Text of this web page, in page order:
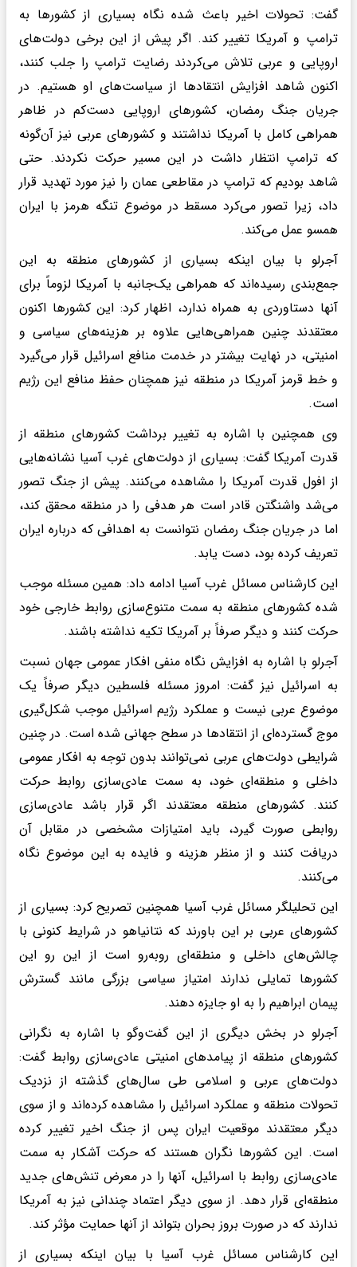
گفت: تحولات اخیر باعث شده نگاه بسیاری از کشورها به
ترامپ و آمریکا تغییر کند. اگر پیش از این برخی دولت‌های
اروپایی و عربی تلاش می‌کردند رضایت ترامپ را جلب کنند،
اکنون شاهد افزایش انتقادها از سیاست‌های او هستیم. در
جریان جنگ رمضان، کشورهای اروپایی دست‌کم در ظاهر
همراهی کامل با آمریکا نداشتند و کشورهای عربی نیز آن‌گونه
که ترامپ انتظار داشت در این مسیر حرکت نکردند. حتی
شاهد بودیم که ترامپ در مقاطعی عمان را نیز مورد تهدید قرار
داد، زیرا تصور می‌کرد مسقط در موضوع تنگه هرمز با ایران
همسو عمل می‌کند.
آجرلو با بیان اینکه بسیاری از کشورهای منطقه به این
جمع‌بندی رسیده‌اند که همراهی یک‌جانبه با آمریکا لزوماً برای
آنها دستاوردی به همراه ندارد، اظهار کرد: این کشورها اکنون
معتقدند چنین همراهی‌هایی علاوه بر هزینه‌های سیاسی و
امنیتی، در نهایت بیشتر در خدمت منافع اسرائیل قرار می‌گیرد
و خط قرمز آمریکا در منطقه نیز همچنان حفظ منافع این رژیم
است.
وی همچنین با اشاره به تغییر برداشت کشورهای منطقه از
قدرت آمریکا گفت: بسیاری از دولت‌های غرب آسیا نشانه‌هایی
از افول قدرت آمریکا را مشاهده می‌کنند. پیش از جنگ تصور
می‌شد واشنگتن قادر است هر هدفی را در منطقه محقق کند،
اما در جریان جنگ رمضان نتوانست به اهدافی که درباره ایران
تعریف کرده بود، دست یابد.
این کارشناس مسائل غرب آسیا ادامه داد: همین مسئله موجب
شده کشورهای منطقه به سمت متنوع‌سازی روابط خارجی خود
حرکت کنند و دیگر صرفاً بر آمریکا تکیه نداشته باشند.
آجرلو با اشاره به افزایش نگاه منفی افکار عمومی جهان نسبت
به اسرائیل نیز گفت: امروز مسئله فلسطین دیگر صرفاً یک
موضوع عربی نیست و عملکرد رژیم اسرائیل موجب شکل‌گیری
موج گسترده‌ای از انتقادها در سطح جهانی شده است. در چنین
شرایطی دولت‌های عربی نمی‌توانند بدون توجه به افکار عمومی
داخلی و منطقه‌ای خود، به سمت عادی‌سازی روابط حرکت
کنند. کشورهای منطقه معتقدند اگر قرار باشد عادی‌سازی
روابطی صورت گیرد، باید امتیازات مشخصی در مقابل آن
دریافت کنند و از منظر هزینه و فایده به این موضوع نگاه
می‌کنند.
این تحلیلگر مسائل غرب آسیا همچنین تصریح کرد: بسیاری از
کشورهای عربی بر این باورند که نتانیاهو در شرایط کنونی با
چالش‌های داخلی و منطقه‌ای روبه‌رو است از این رو این
کشورها تمایلی ندارند امتیاز سیاسی بزرگی مانند گسترش
پیمان ابراهیم را به او جایزه دهند.
آجرلو در بخش دیگری از این گفت‌وگو با اشاره به نگرانی
کشورهای منطقه از پیامدهای امنیتی عادی‌سازی روابط گفت:
دولت‌های عربی و اسلامی طی سال‌های گذشته از نزدیک
تحولات منطقه و عملکرد اسرائیل را مشاهده کرده‌اند و از سوی
دیگر معتقدند موقعیت ایران پس از جنگ اخیر تغییر کرده
است. این کشورها نگران هستند که حرکت آشکار به سمت
عادی‌سازی روابط با اسرائیل، آنها را در معرض تنش‌های جدید
منطقه‌ای قرار دهد. از سوی دیگر اعتماد چندانی نیز به آمریکا
ندارند که در صورت بروز بحران بتواند از آنها حمایت مؤثر کند.
این کارشناس مسائل غرب آسیا با بیان اینکه بسیاری از